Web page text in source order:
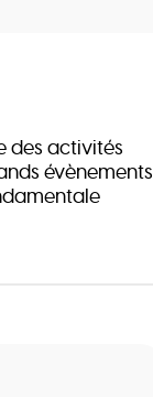
des activités
évènements